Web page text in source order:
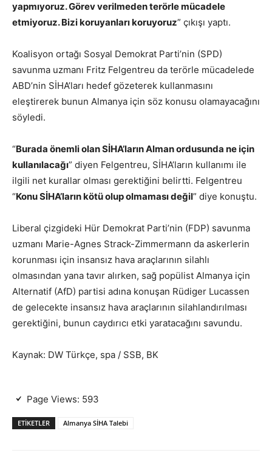
yapmıyoruz. Görev verilmeden terörle mücadele
etmiyoruz. Bizi koruyanları koruyoruz” çıkışı yaptı.
Koalisyon ortağı Sosyal Demokrat Parti’nin (SPD)
savunma uzmanı Fritz Felgentreu da terörle mücadelede
ABD’nin SİHA’ları hedef gözeterek kullanmasını
eleştirerek bunun Almanya için söz konusu olamayacağını
söyledi.
“Burada önemli olan SİHA’ların Alman ordusunda ne için
kullanılacağı” diyen Felgentreu, SİHA’ların kullanımı ile
ilgili net kurallar olması gerektiğini belirtti. Felgentreu
“Konu SİHA’ların kötü olup olmaması değil” diye konuştu.
Liberal çizgideki Hür Demokrat Parti’nin (FDP) savunma
uzmanı Marie-Agnes Strack-Zimmermann da askerlerin
korunması için insansız hava araçlarının silahlı
olmasından yana tavır alırken, sağ popülist Almanya için
Alternatif (AfD) partisi adına konuşan Rüdiger Lucassen
de gelecekte insansız hava araçlarının silahlandırılması
gerektiğini, bunun caydırıcı etki yaratacağını savundu.
Kaynak: DW Türkçe, spa / SSB, BK
Page Views: 593
ETIKETLER Almanya SİHA Talebi